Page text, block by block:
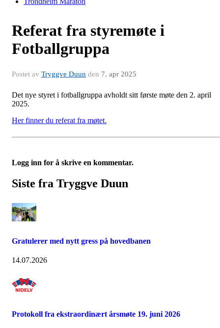
Referat fra styremøte i
Fotballgruppa
Postet av Tryggve Duun den 7. apr 2025
Det nye styret i fotballgruppa avholdt sitt første møte den 2. april
2025.
Her finner du referat fra møtet.
Logg inn for å skrive en kommentar.
Siste fra Tryggve Duun
Gratulerer med nytt gress på hovedbanen
14.07.2026
Protokoll fra ekstraordinært årsmøte 19. juni 2026